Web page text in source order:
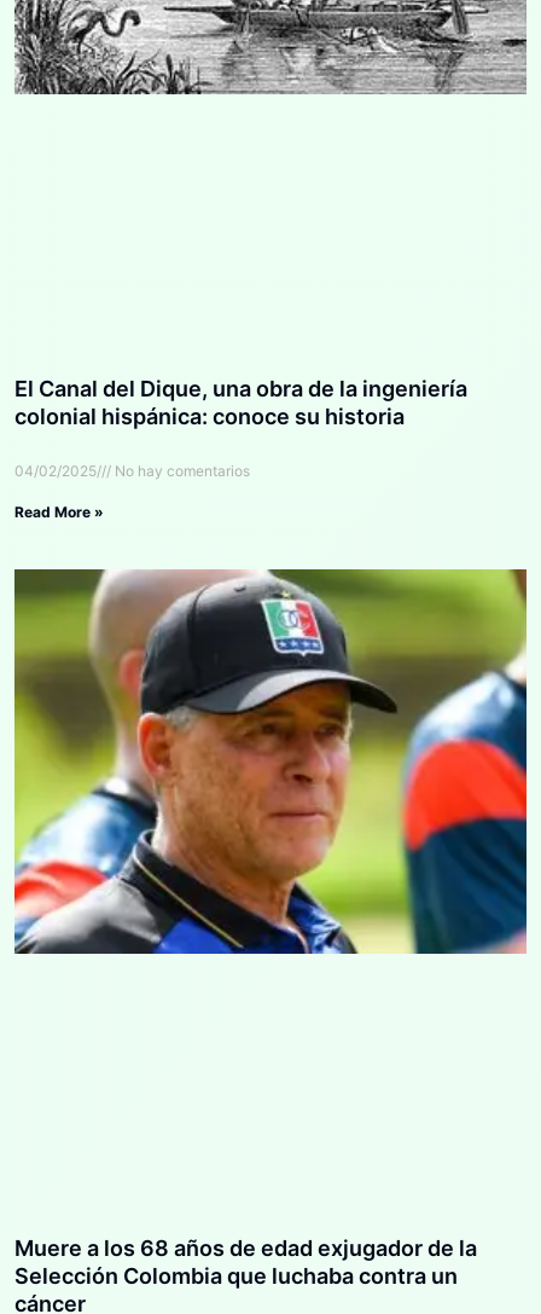
El Canal del Dique, una obra de la ingeniería
colonial hispánica: conoce su historia
04/02/2025 No hay comentarios
Read More »
Muere a los 68 años de edad exjugador de la
Selección Colombia que luchaba contra un
cáncer